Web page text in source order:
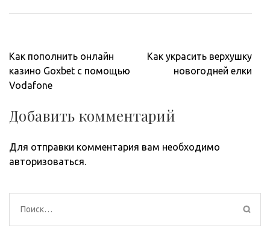
Навигация
по
записям
Как пополнить онлайн
казино Goxbet с помощью
Vodafone
Как украсить верхушку
новогодней елки
Добавить комментарий
Для отправки комментария вам необходимо
авторизоваться.
Найти: